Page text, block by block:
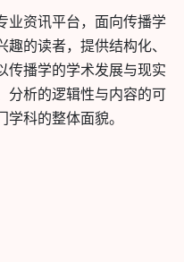
业资讯平台，面向传播学
的读者，提供结构化、
传播学的学术发展与现实
分析的逻辑性与内容的可
科的整体面貌。